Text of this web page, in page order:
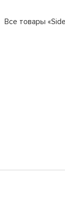
Все товары